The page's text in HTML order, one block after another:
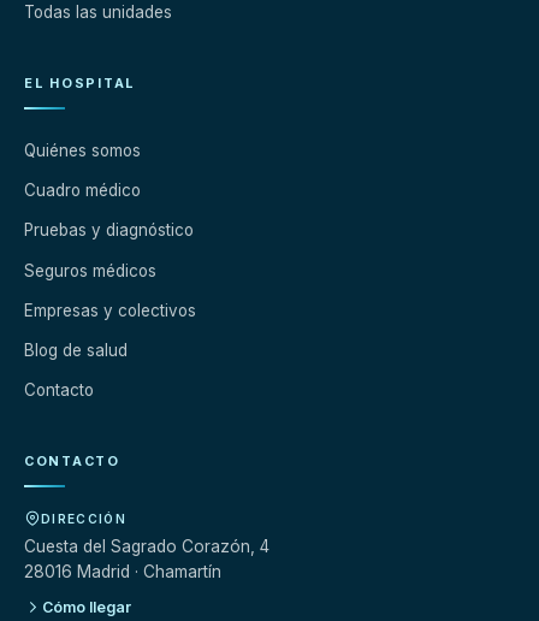
Todas las unidades
EL HOSPITAL
Quiénes somos
Cuadro médico
Pruebas y diagnóstico
Seguros médicos
Empresas y colectivos
Blog de salud
Contacto
CONTACTO
DIRECCIÓN
Cuesta del Sagrado Corazón, 4
28016 Madrid · Chamartín
Cómo llegar